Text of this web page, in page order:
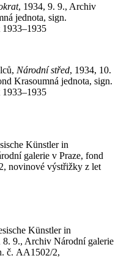
, 1934, 9. 9., Archiv
jednota, sign.
Národní střed, 1934, 10.
Krasoumná jednota, sign.
Künstler in
galerie v Praze, fond
novinové výstřižky z let
Künstler in
8. 9., Archiv Národní galerie
č. AA1502/2,